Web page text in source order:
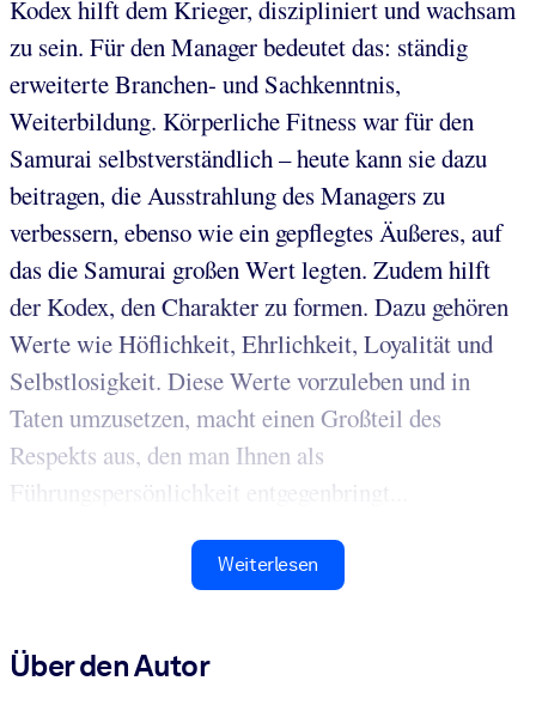
Kodex hilft dem Krieger, diszipliniert und wachsam
zu sein. Für den Manager bedeutet das: ständig
erweiterte Branchen- und Sachkenntnis,
Weiterbildung. Körperliche Fitness war für den
Samurai selbstverständlich – heute kann sie dazu
beitragen, die Ausstrahlung des Managers zu
verbessern, ebenso wie ein gepflegtes Äußeres, auf
das die Samurai großen Wert legten. Zudem hilft
der Kodex, den Charakter zu formen. Dazu gehören
Werte wie Höflichkeit, Ehrlichkeit, Loyalität und
Selbstlosigkeit. Diese Werte vorzuleben und in
Taten umzusetzen, macht einen Großteil des
Respekts aus, den man Ihnen als
Führungspersönlichkeit entgegenbringt...
Weiterlesen
Über den Autor